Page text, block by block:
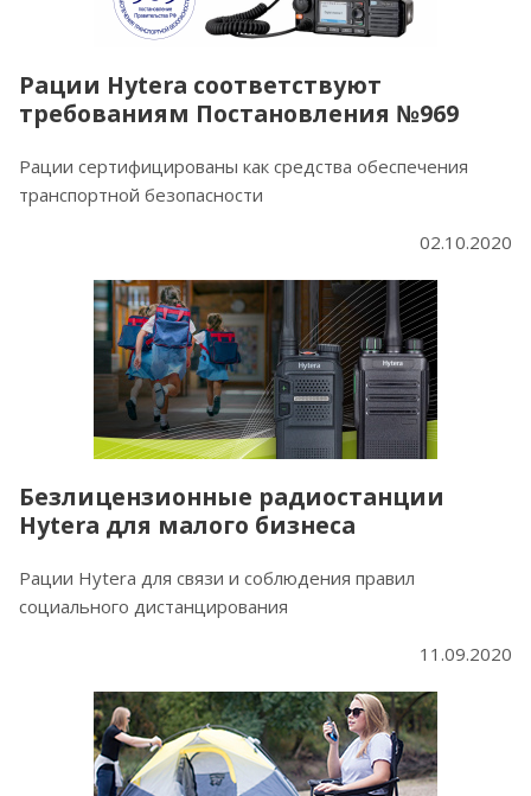
Рации Hytera соответствуют
требованиям Постановления №969
Рации сертифицированы как средства обеспечения
транспортной безопасности
02.10.2020
Безлицензионные радиостанции
Hytera для малого бизнеса
Рации Hytera для связи и соблюдения правил
социального дистанцирования
11.09.2020